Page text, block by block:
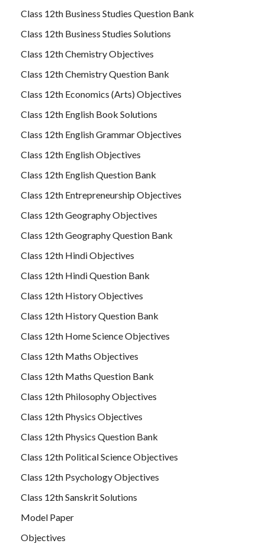
Class 12th Business Studies Question Bank
Class 12th Business Studies Solutions
Class 12th Chemistry Objectives
Class 12th Chemistry Question Bank
Class 12th Economics (Arts) Objectives
Class 12th English Book Solutions
Class 12th English Grammar Objectives
Class 12th English Objectives
Class 12th English Question Bank
Class 12th Entrepreneurship Objectives
Class 12th Geography Objectives
Class 12th Geography Question Bank
Class 12th Hindi Objectives
Class 12th Hindi Question Bank
Class 12th History Objectives
Class 12th History Question Bank
Class 12th Home Science Objectives
Class 12th Maths Objectives
Class 12th Maths Question Bank
Class 12th Philosophy Objectives
Class 12th Physics Objectives
Class 12th Physics Question Bank
Class 12th Political Science Objectives
Class 12th Psychology Objectives
Class 12th Sanskrit Solutions
Model Paper
Objectives